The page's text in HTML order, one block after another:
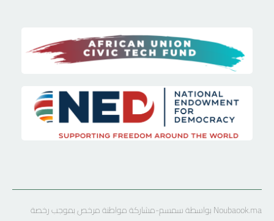
Noubaook.ma بواسطة سمسم-مشاركة مواطنة مرخص بموجب رخصة